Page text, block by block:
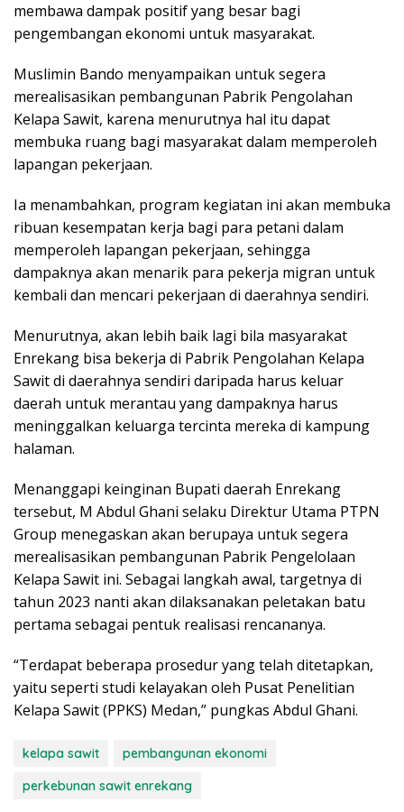
membawa dampak positif yang besar bagi
pengembangan ekonomi untuk masyarakat.
Muslimin Bando menyampaikan untuk segera
merealisasikan pembangunan Pabrik Pengolahan
Kelapa Sawit, karena menurutnya hal itu dapat
membuka ruang bagi masyarakat dalam memperoleh
lapangan pekerjaan.
Ia menambahkan, program kegiatan ini akan membuka
ribuan kesempatan kerja bagi para petani dalam
memperoleh lapangan pekerjaan, sehingga
dampaknya akan menarik para pekerja migran untuk
kembali dan mencari pekerjaan di daerahnya sendiri.
Menurutnya, akan lebih baik lagi bila masyarakat
Enrekang bisa bekerja di Pabrik Pengolahan Kelapa
Sawit di daerahnya sendiri daripada harus keluar
daerah untuk merantau yang dampaknya harus
meninggalkan keluarga tercinta mereka di kampung
halaman.
Menanggapi keinginan Bupati daerah Enrekang
tersebut, M Abdul Ghani selaku Direktur Utama PTPN
Group menegaskan akan berupaya untuk segera
merealisasikan pembangunan Pabrik Pengelolaan
Kelapa Sawit ini. Sebagai langkah awal, targetnya di
tahun 2023 nanti akan dilaksanakan peletakan batu
pertama sebagai pentuk realisasi rencananya.
“Terdapat beberapa prosedur yang telah ditetapkan,
yaitu seperti studi kelayakan oleh Pusat Penelitian
Kelapa Sawit (PPKS) Medan,” pungkas Abdul Ghani.
kelapa sawit
pembangunan ekonomi
perkebunan sawit enrekang